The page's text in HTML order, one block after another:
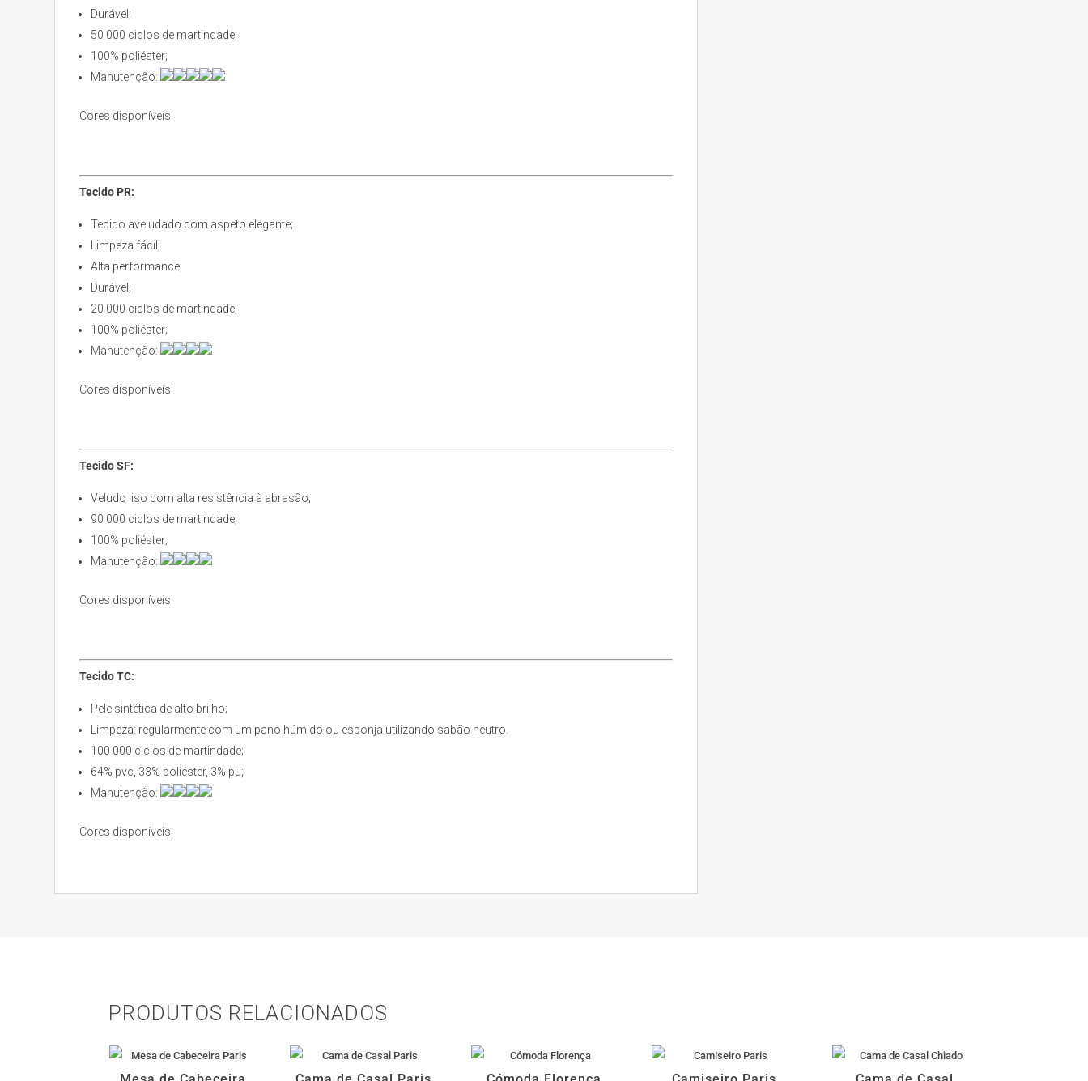
Durável;
50 000 ciclos de martindade;
100% poliéster;
Manutenção:
Cores disponíveis:
Tecido PR:
Tecido aveludado com aspeto elegante;
Limpeza fácil;
Alta performance;
Durável;
20 000 ciclos de martindade;
100% poliéster;
Manutenção:
Cores disponíveis:
Tecido SF:
Veludo liso com alta resistência à abrasão;
90 000 ciclos de martindade;
100% poliéster;
Manutenção:
Cores disponíveis:
Tecido TC:
Pele sintética de alto brilho;
Limpeza: regularmente com um pano húmido ou esponja utilizando sabão neutro.
100 000 ciclos de martindade;
64% pvc, 33% poliéster, 3% pu;
Manutenção:
Cores disponíveis:
PRODUTOS RELACIONADOS